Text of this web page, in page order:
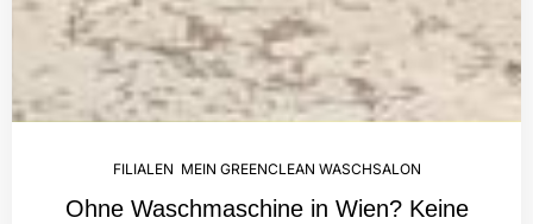
FILIALEN MEIN GREENCLEAN WASCHSALON
Ohne Waschmaschine in Wien? Keine